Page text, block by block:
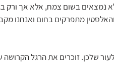
לא נמצאים בשום צמח, אלא אך ורק
מתפרקים בחום ואנחנו
שלכן. זוכרים את הרגל הקרושה